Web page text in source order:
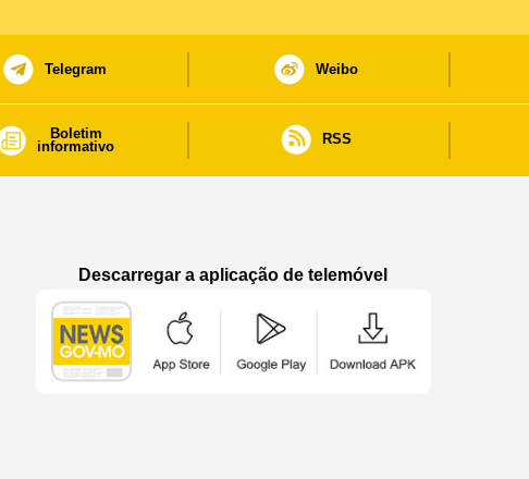
Telegram Weibo
Boletim
informativo
RSS
Descarregar a aplicação de telemóvel